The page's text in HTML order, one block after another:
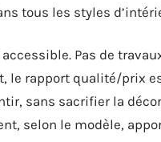
tous les styles
Pas de
le rapport qualité/prix
sans sacrifier la
selon le modèle,